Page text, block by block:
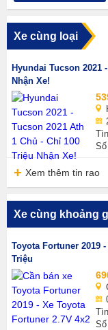
Xe cùng loại
Hyundai Tucson 2021
Nhận Xe!
Xem thêm tin rao
Xe cùng khoảng
Toyota Fortuner 2019
Triệu